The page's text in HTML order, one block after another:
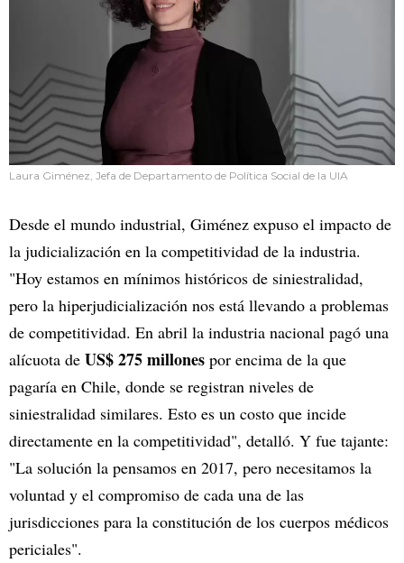
Laura Giménez, Jefa de Departamento de Política Social de la UIA
Desde el mundo industrial, Giménez expuso el impacto de
la judicialización en la competitividad de la industria.
"Hoy estamos en mínimos históricos de siniestralidad,
pero la hiperjudicialización nos está llevando a problemas
de competitividad. En abril la industria nacional pagó una
alícuota de US$ 275 millones por encima de la que
pagaría en Chile, donde se registran niveles de
siniestralidad similares. Esto es un costo que incide
directamente en la competitividad", detalló. Y fue tajante:
"La solución la pensamos en 2017, pero necesitamos la
voluntad y el compromiso de cada una de las
jurisdicciones para la constitución de los cuerpos médicos
periciales".